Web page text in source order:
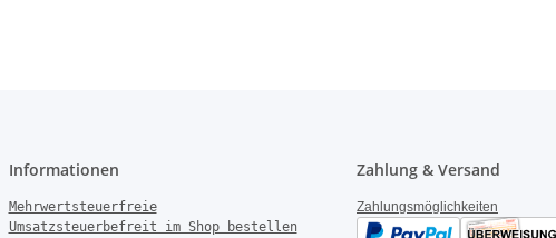
Informationen
Mehrwertsteuerfreie
Umsatzsteuerbefreit im Shop bestellen
Zahlung & Versand
Zahlungsmöglichkeiten